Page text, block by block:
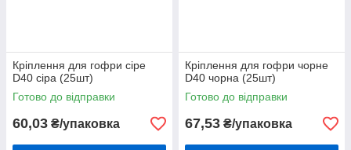
Кріплення для гофри сіре
D40 сіра (25шт)
Готово до відправки
60,03 ₴/упаковка
Кріплення для гофри чорне
D40 чорна (25шт)
Готово до відправки
67,53 ₴/упаковка